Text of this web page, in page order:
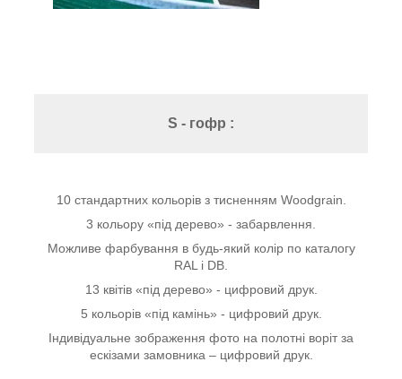
S - гофр :
10 стандартних кольорів з тисненням Woodgrain.
3 кольору «під дерево» - забарвлення.
Можливе фарбування в будь-який колір по каталогу
RAL і DB.
13 квітів «під дерево» - цифровий друк.
5 кольорів «під камінь» - цифровий друк.
Індивідуальне зображення фото на полотні воріт за
ескізами замовника – цифровий друк.